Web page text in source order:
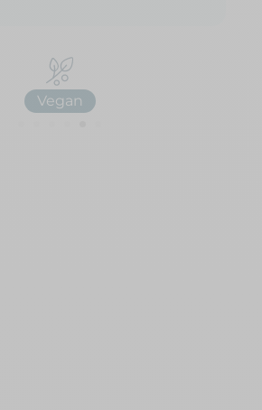
Fabriqué in France